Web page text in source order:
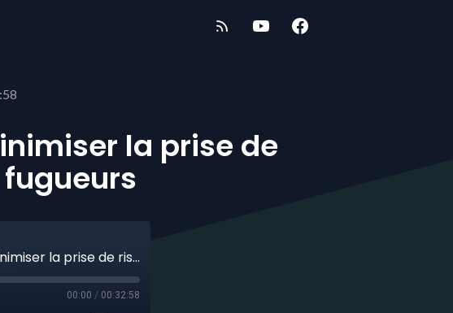
la prise de
La fugue en centre jeunesse ; minimiser la prise de risque chez les jeunes fugueurs
00:00 / 00:32:58